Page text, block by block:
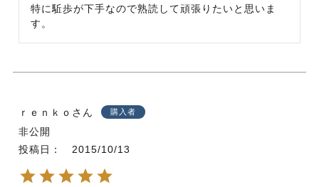
特に駈歩が下手なので熟読して頑張りたいと思いま
す。
ｒｅｎｋｏ 購入者
非公開
投稿日
2015/10/13